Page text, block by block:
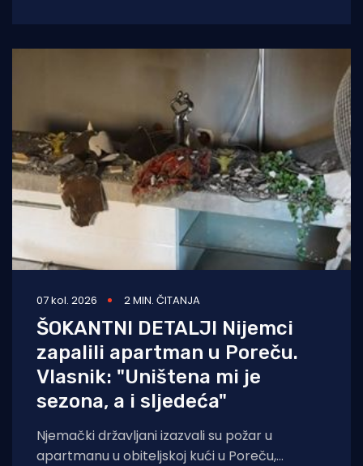
07 kol. 2026 2 MIN. ČITANJA
ŠOKANTNI DETALJI Nijemci
zapalili apartman u Poreču.
Vlasnik: "Uništena mi je
sezona, a i sljedeća"
Njemački državljani izazvali su požar u
apartmanu u obiteljskoj kući u Poreču,